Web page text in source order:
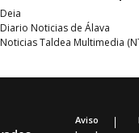
Deia
Diario Noticias de Álava
Noticias Taldea Multimedia
Aviso